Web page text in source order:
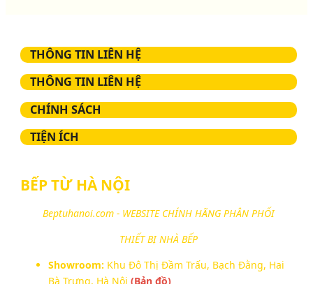
THÔNG TIN LIÊN HỆ
THÔNG TIN LIÊN HỆ
CHÍNH SÁCH
TIỆN ÍCH
BẾP TỪ HÀ NỘI
Beptuhanoi.com - WEBSITE CHÍNH HÃNG PHÂN PHỐI
THIẾT BỊ NHÀ BẾP
Showroom: Khu Đô Thị Đầm Trấu, Bạch Đằng, Hai
Bà Trưng, Hà Nội (Bản đồ)